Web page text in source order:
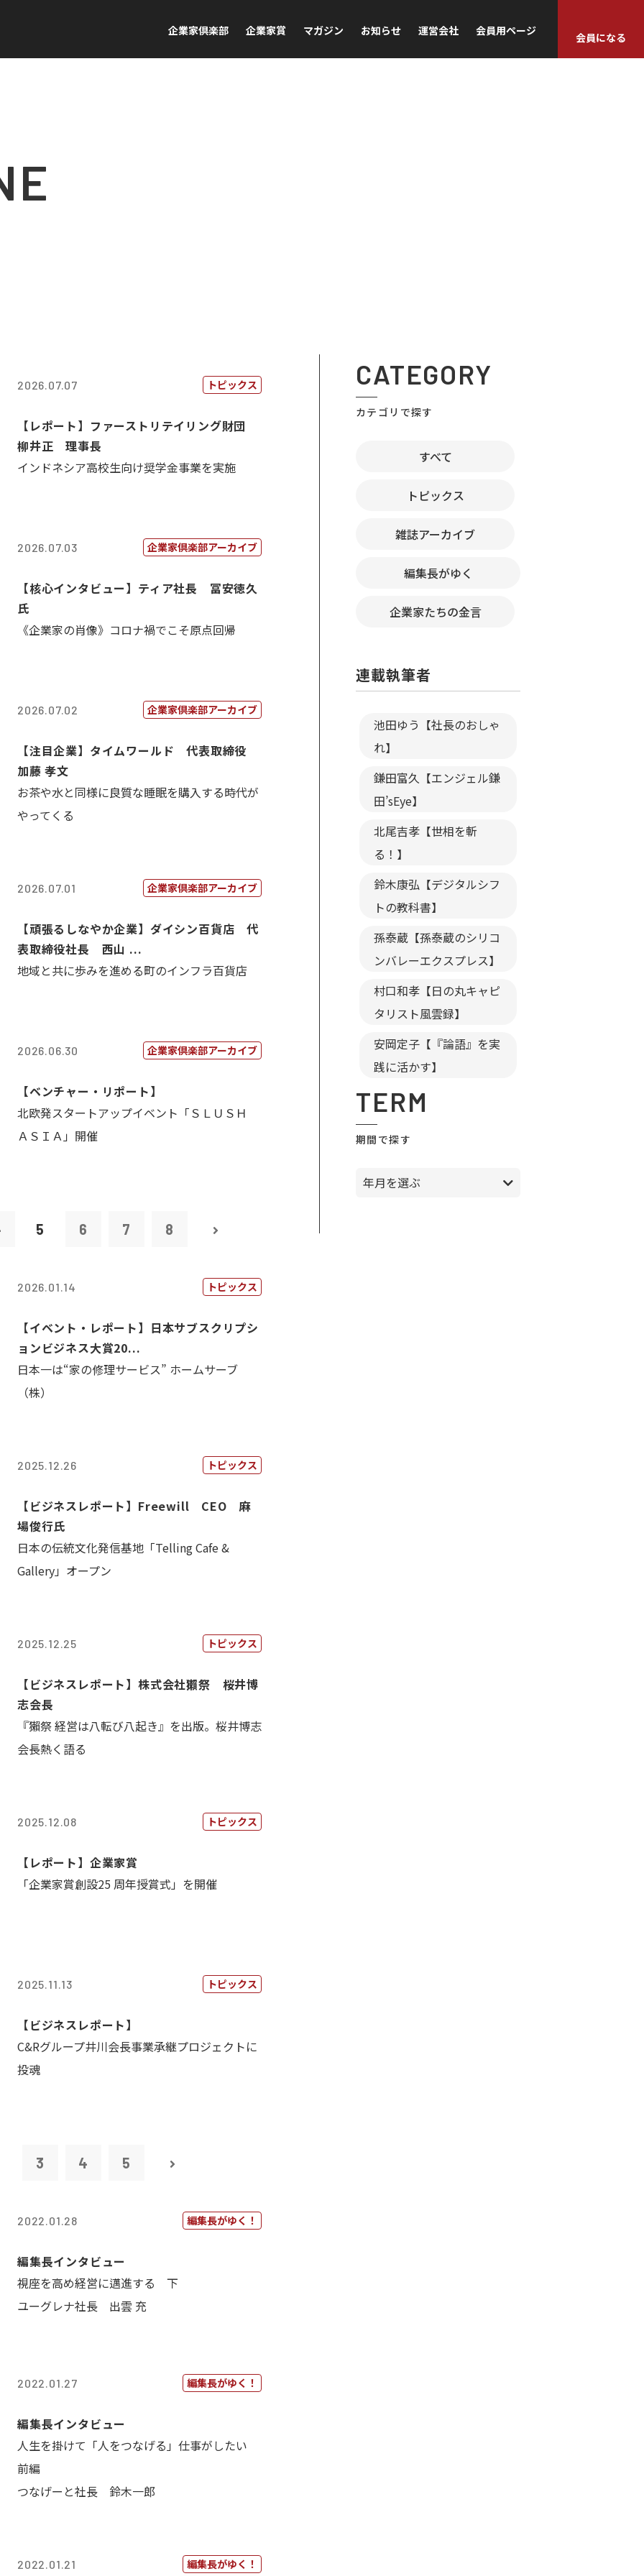
企業家倶楽部 企業家賞 マガジン お知らせ 運営会社 会員用ページ
会員になる
2026.07.07 トピックス
【レポート】ファーストリテイリング財団
柳井正 理事長
インドネシア高校生向け奨学金事業を実施
2026.07.03 企業家倶楽部アーカイブ
【核心インタビュー】ティア社長 冨安徳久
氏
《企業家の肖像》コロナ禍でこそ原点回帰
2026.07.02 企業家倶楽部アーカイブ
【注目企業】タイムワールド 代表取締役
加藤 孝文
お茶や水と同様に良質な睡眠を購入する時代が
やってくる
2026.07.01 企業家倶楽部アーカイブ
【頑張るしなやか企業】ダイシン百貨店 代
表取締役社長 西山 ...
地域と共に歩みを進める町のインフラ百貨店
2026.06.30 企業家倶楽部アーカイブ
【ベンチャー・リポート】
北欧発スタートアップイベント「ＳＬＵＳＨ
ＡＳＩＡ」開催
5 6 7 8
2026.01.14 トピックス
【イベント・レポート】日本サブスクリプシ
ョンビジネス大賞20...
日本一は“家の修理サービス” ホームサーブ
（株）
2025.12.26 トピックス
【ビジネスレポート】Freewill CEO 麻
場俊行氏
日本の伝統文化発信基地「Telling Cafe &
Gallery」オープン
2025.12.25 トピックス
【ビジネスレポート】株式会社獺祭 桜井博
志会長
『獺祭 経営は八転び八起き』を出版。桜井博志
会長熱く語る
2025.12.08 トピックス
【レポート】企業家賞
「企業家賞創設25 周年授賞式」を開催
2025.11.13 トピックス
【ビジネスレポート】
C&Rグループ井川会長事業承継プロジェクトに
投魂
3 4 5
2022.01.28 編集長がゆく！
編集長インタビュー
視座を高め経営に邁進する 下
ユーグレナ社長 出雲 充
2022.01.27 編集長がゆく！
編集長インタビュー
人生を掛けて「人をつなげる」仕事がしたい
前編
つなげーと社長 鈴木一郎
2022.01.21 編集長がゆく！
CATEGORY
カテゴリで探す
すべて
トピックス
雑誌アーカイブ
編集長がゆく
企業家たちの金言
連載執筆者
池田ゆう【社長のおしゃ
れ】
鎌田富久【エンジェル鎌
田’sEye】
北尾吉孝【世相を斬
る！】
鈴木康弘【デジタルシフ
トの教科書】
孫泰蔵【孫泰蔵のシリコ
ンバレーエクスプレス】
村口和孝【日の丸キャピ
タリスト風雲録】
安岡定子【『論語』を実
践に活かす】
TERM
期間で探す
年月を選ぶ